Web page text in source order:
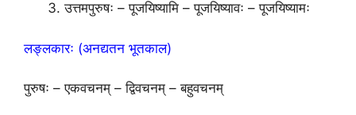
उत्तमपुरुषः – पूजयिष्यामि – पूजयिष्यावः – पूजयिष्यामः
लङ्लकारः (अनद्यतन भूतकाल)
पुरुषः – एकवचनम् – द्विवचनम् – बहुवचनम्